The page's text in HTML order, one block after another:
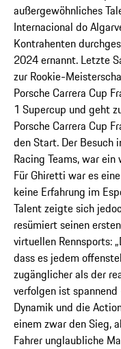
außergewöhnliches
Internacional do
Kontrahenten
2024 ernannt. Letzte
zur Rookie-
Porsche Carrera Cup
1 Supercup und geht
Porsche Carrera Cup
den Start. Der Besuch
Racing Teams, war
Für Ghiretti war es
keine Erfahrung im
Talent zeigte sich
resümiert seinen
virtuellen Rennsports:
dass es jedem
zugänglicher als der
verfolgen ist
Dynamik und die
einem zwar den Sieg,
Fahrer unglaubliche